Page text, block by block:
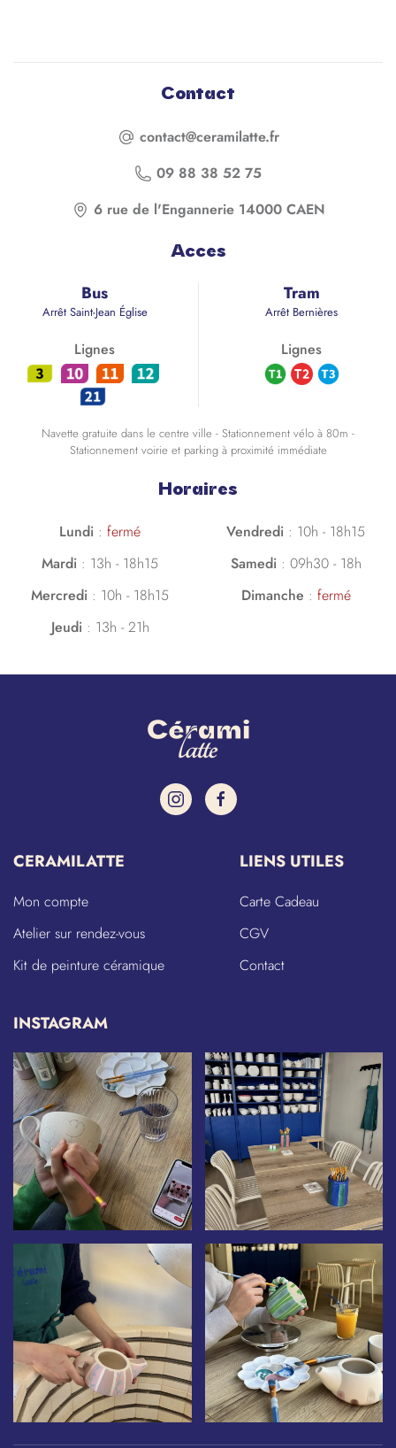
Contact
contact@ceramilatte.fr
09 88 38 52 75
6 rue de l'Engannerie 14000 CAEN
Acces
Bus
Arrêt Saint-Jean Église
Lignes
Tram
Arrêt Bernières
Lignes
Navette gratuite dans le centre ville - Stationnement vélo à 80m -
Stationnement voirie et parking à proximité immédiate
Horaires
Lundi : fermé
Mardi : 13h - 18h15
Mercredi : 10h - 18h15
Jeudi: 13h - 21h
Vendredi : 10h - 18h15
Samedi: 09h30 - 18h
Dimanche : fermé
CERAMILATTE
Mon compte
Atelier sur rendez-vous
Kit de peinture céramique
LIENS UTILES
Carte Cadeau
CGV
Contact
INSTAGRAM